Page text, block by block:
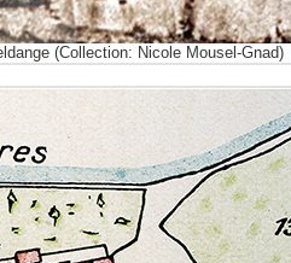
(Collection: Nicole Mousel-Gnad)